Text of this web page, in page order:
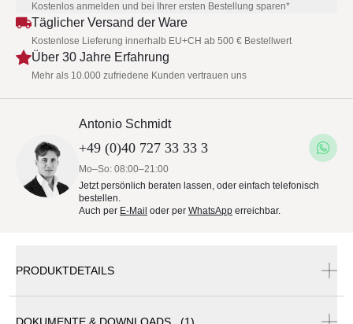
Kostenlos anmelden und bei Ihrer ersten Bestellung sparen*
Täglicher Versand der Ware
Kostenlose Lieferung innerhalb EU+CH ab 500 € Bestellwert
Über 30 Jahre Erfahrung
Mehr als 10.000 zufriedene Kunden vertrauen uns
Antonio Schmidt
+49 (0)40 727 33 33 3
Mo–So: 08:00–21:00
Jetzt persönlich beraten lassen, oder einfach telefonisch
bestellen.
Auch per E-Mail oder per WhatsApp erreichbar.
PRODUKTDETAILS
DOKUMENTE & DOWNLOADS (1)